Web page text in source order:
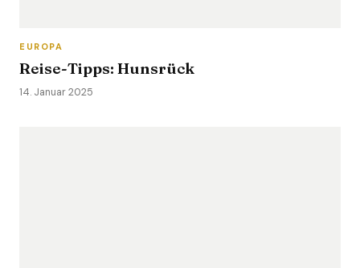
EUROPA
Reise-Tipps: Hunsrück
14. Januar 2025